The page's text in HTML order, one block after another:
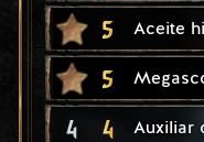
5 Aceite
5
4 4 Auxiliar